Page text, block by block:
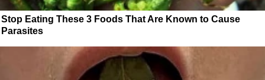
Stop Eating These 3 Foods That Are Known to Cause
Parasites